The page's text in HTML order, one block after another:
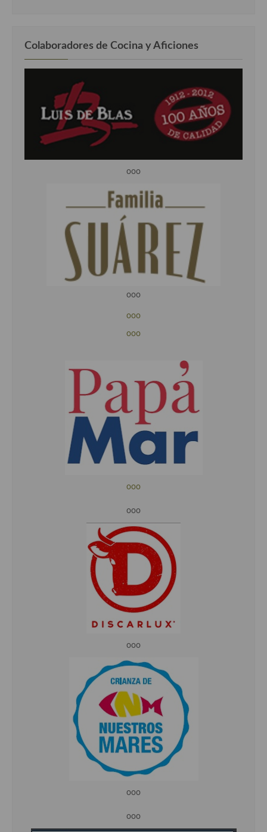
Colaboradores de Cocina y Aficiones
ooo
ooo
ooo
ooo
ooo
ooo
ooo
ooo
ooo